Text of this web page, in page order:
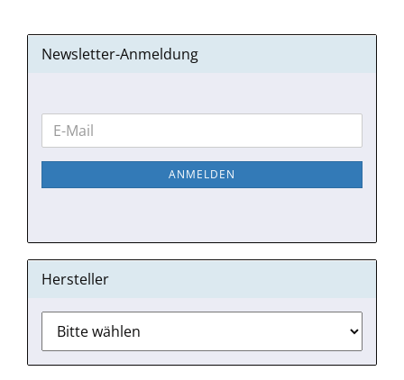
Newsletter-Anmeldung
WEITER
ZUR
NEWSLETTER-
E-
Mail
ANMELDEN
Hersteller